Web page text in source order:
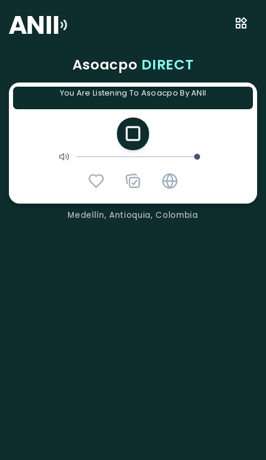
Asoacpo DIRECT
You Are Listening To Asoacpo By ANII
Medellín, Antioquia, Colombia